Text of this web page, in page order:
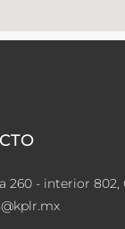
260 - interior 802,